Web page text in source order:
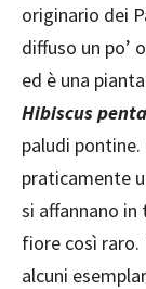
originario dei
diffuso un po’
ed è una
Hibiscus
paludi
praticamente
si affannano
fiore così raro.
alcuni